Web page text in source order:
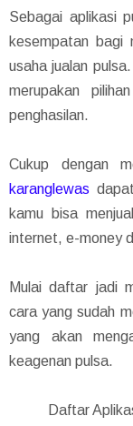
Sebagai aplikasi
kesempatan bagi
usaha jualan
merupakan
penghasilan.
Cukup dengan
karanglewas
kamu bisa
internet, e-money
Mulai daftar jadi
cara yang sudah
yang akan
keagenan pulsa.
Daftar